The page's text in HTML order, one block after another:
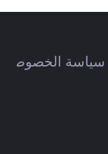
سياسة الخصوصية